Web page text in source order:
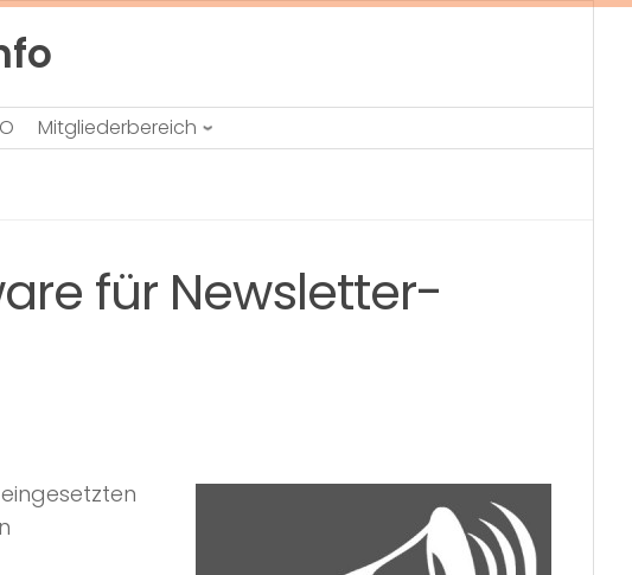
Mitgliederbereich
für Newsletter-
eingesetzten